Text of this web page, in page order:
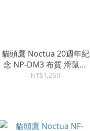
貓頭鷹 Noctua 20週年紀
念 NP-DM3 布質 滑鼠墊
900 x 400 x 4 毫米
NT$1,250